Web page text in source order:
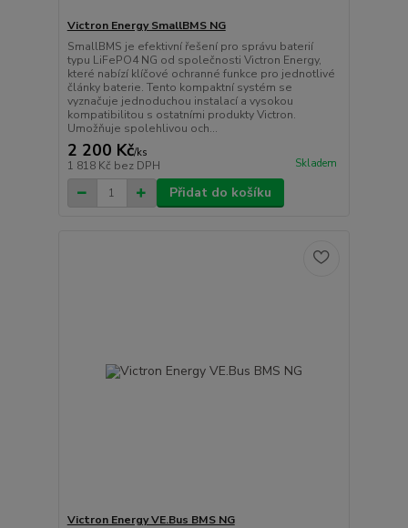
Victron Energy SmallBMS NG
SmallBMS je efektivní řešení pro správu baterií
typu LiFePO4 NG od společnosti Victron Energy,
které nabízí klíčové ochranné funkce pro jednotlivé
články baterie. Tento kompaktní systém se
vyznačuje jednoduchou instalací a vysokou
kompatibilitou s ostatními produkty Victron.
Umožňuje spolehlivou och...
2 200 Kč/ks
1 818 Kč bez DPH Skladem
Přidat do košíku
Victron Energy VE.Bus BMS NG